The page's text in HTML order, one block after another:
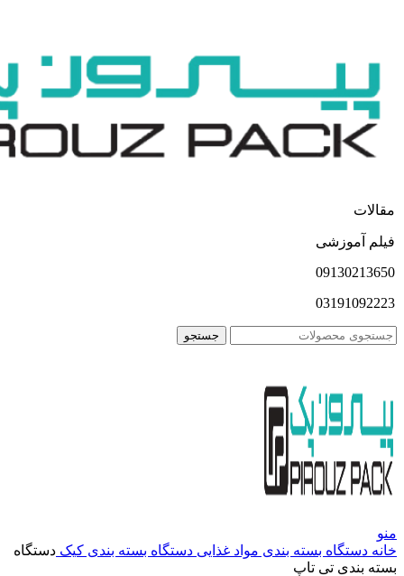
مقالات
فیلم آموزشی
09130213650
03191092223
جستجو
منو
خانه دستگاه بسته بندی مواد غذایی دستگاه بسته بندی کیک دستگاه
بسته بندی تی تاپ